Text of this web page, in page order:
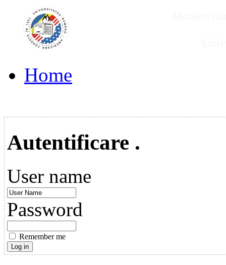
Home
Autentificare .
User name
Password
Remember me